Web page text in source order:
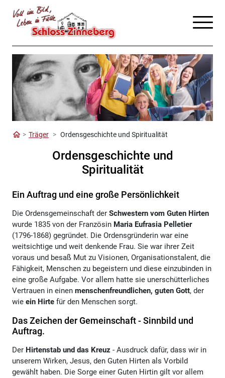
Träger Ordensgeschichte und Spiritualität
Ordensgeschichte und
Spiritualität
Ein Auftrag und eine große Persönlichkeit
Die Ordensgemeinschaft der Schwestern vom Guten Hirten
wurde 1835 von der Französin Maria Eufrasia Pelletier
(1796-1868) gegründet. Die Ordensgründerin war eine
weitsichtige und weit denkende Frau. Sie war ihrer Zeit
voraus und besaß Mut zu Visionen, Organisationstalent, die
Fähigkeit, Menschen zu begeistern und diese einzubinden in
eine große Aufgabe. Vor allem hatte sie unerschütterliches
Vertrauen in einen menschenfreundlichen, guten Gott, der
wie ein Hirte für den Menschen sorgt.
Das Zeichen der Gemeinschaft - Sinnbild und
Auftrag.
Der Hirtenstab und das Kreuz - Ausdruck dafür, dass wir in
unserem Wirken, Jesus, den Guten Hirten als Vorbild
gewählt haben. Die Sorge einer Guten Hirtin gilt vor allem